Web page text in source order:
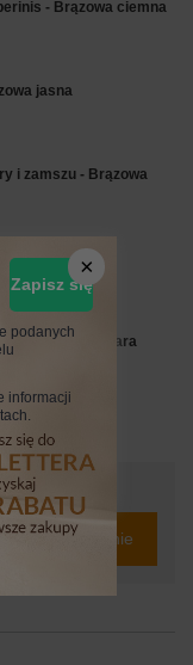
- Brązowa ciemna
jasna
i zamszu - Brązowa
- Bordowa
Barberini's - Szara
Zadaj pytanie
Zapisz się
podanych
informacji